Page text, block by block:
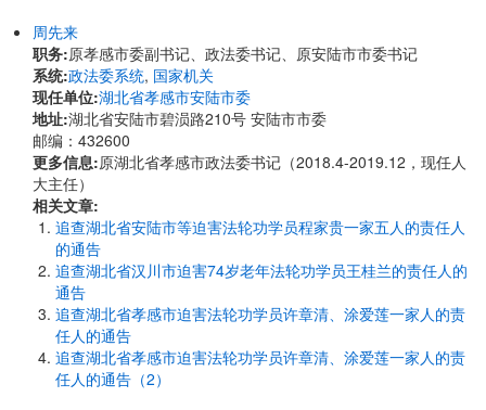
周先来
职务:原孝感市委副书记、政法委书记、原安陆市市委书记
系统:政法委系统, 国家机关
现任单位:湖北省孝感市安陆市委
地址:湖北省安陆市碧涢路210号 安陆市市委
邮编：432600
更多信息:原湖北省孝感市政法委书记（2018.4-2019.12，现任人
大主任）
相关文章:
追查湖北省安陆市等迫害法轮功学员程家贵一家五人的责任人
的通告
追查湖北省汉川市迫害74岁老年法轮功学员王桂兰的责任人的
通告
追查湖北省孝感市迫害法轮功学员许章清、涂爱莲一家人的责
任人的通告
追查湖北省孝感市迫害法轮功学员许章清、涂爱莲一家人的责
任人的通告（2）